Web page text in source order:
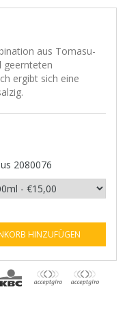
aus Tomasu-
geernteten
ergibt sich eine
2080076
HINZUFÜGEN